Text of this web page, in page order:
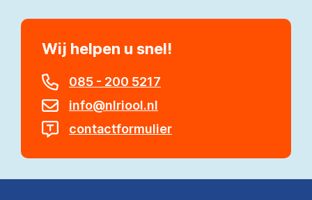
Wij helpen u snel!
085 - 200 5217
info@nlriool.nl
contactformulier